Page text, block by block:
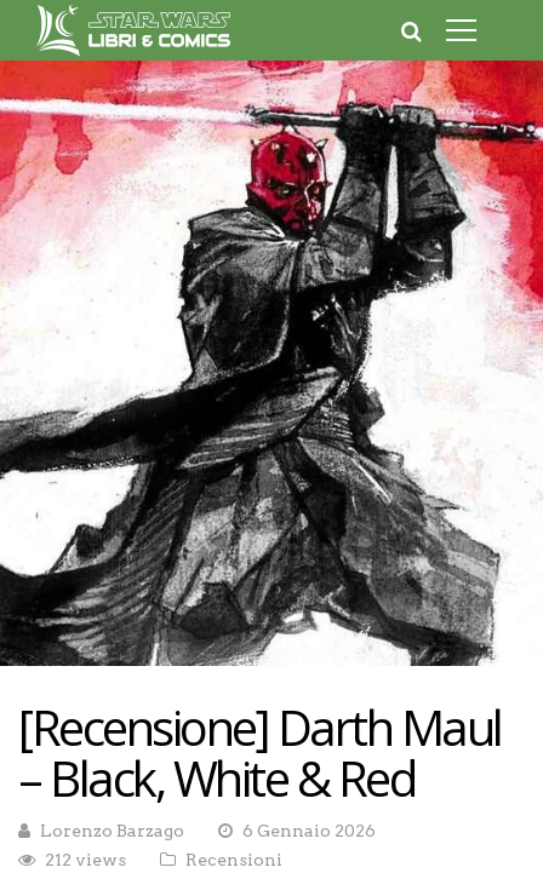
[Recensione] Darth Maul
– Black, White & Red
Lorenzo Barzago
6 Gennaio 2026
212 views
Recensioni